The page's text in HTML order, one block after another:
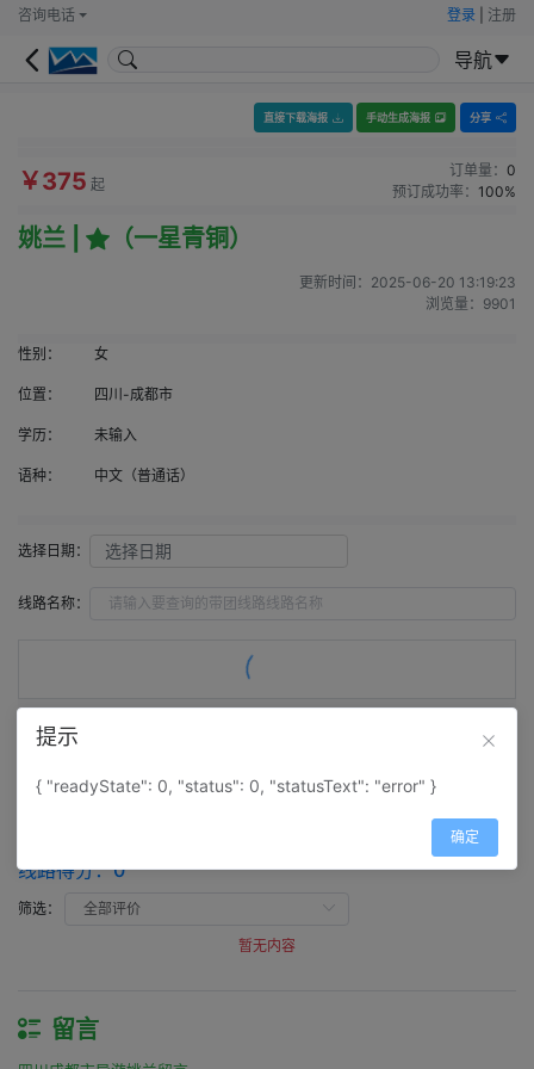
咨询电话 登录 注册
导航
直接下载海报 手动生成海报 分享
￥375 起
订单量： 0
预订成功率： 100%
姚兰 | （一星青铜）
更新时间： 2025-06-20 13:19:23
浏览量： 9901
性别： 女
位置： 四川-成都市
学历： 未输入
语种： 中文（普通话）
选择日期：
线路名称：
评价（0
评价
线路得分：0
筛选：
暂无内容
留言
提示
{ "readyState": 0, "status": 0, "statusText": "error" }
确定